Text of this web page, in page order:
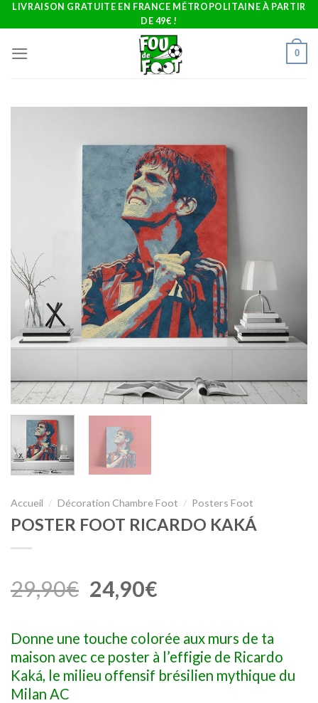
Skip
to
content
LIVRAISON GRATUITE EN FRANCE MÉTROPOLITAINE À PARTIR
DE 49€ !
0
Accueil / Décoration Chambre Foot / Posters Foot
POSTER FOOT RICARDO KAKÁ
29,90€ 24,90€
Donne une touche colorée aux murs de ta
maison avec ce poster à l’effigie de Ricardo
Kaká, le milieu offensif brésilien mythique du
Milan AC